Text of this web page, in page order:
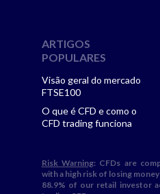
ARTIGOS
POPULARES
Visão geral do mercado
FTSE100
O que é CFD e como o
CFD trading funciona
Risk Warning: CFDs are
with a high risk of losing
88.9% of our retail investor